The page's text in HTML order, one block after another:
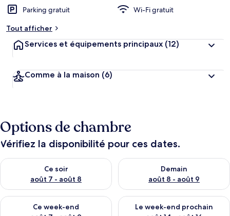
Parking gratuit
Wi-Fi gratuit
Tout afficher
Services et équipements principaux (12)
Comme à la maison (6)
Options de chambre
Vérifiez la disponibilité pour ces dates.
Ce soir
août 7 - août 8
Vérifier la disponibilité pour ce soir août 7 - août 8
Demain
août 8 - août 9
Vérifier la disponibilité pour
Ce week-end
Vérifier la disponibilité pour ce week-end août 7 - août 9
Le week-end prochain
Vérifier la disponibilité pour